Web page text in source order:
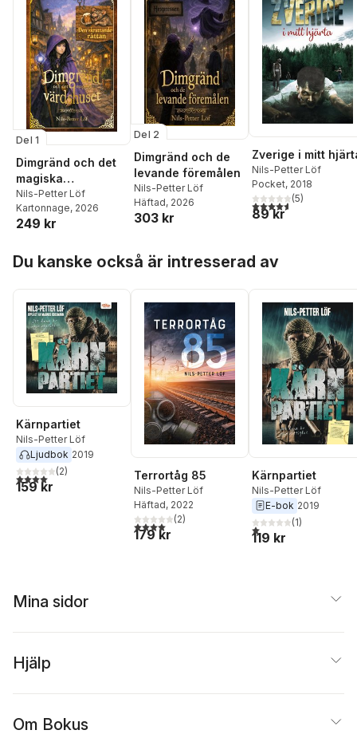
Del 1
Dimgränd och det
magiska
värdshuset
Nils-Petter Löf
Kartonnage, 2026
249 kr
Del 2
Dimgränd och de
levande föremålen
Nils-Petter Löf
Häftad, 2026
303 kr
Zverige i mitt
Nils-Petter Löf
Pocket, 2018
4,6utav 5 stjärnor.
(5)
89 kr
Du kanske också är intresserad av
Kärnpartiet
Nils-Petter Löf
Ljudbok 2019
4,0utav 5 stjärnor. Totalt antal röster:
(2)
159 kr
Terrortåg 85
Nils-Petter Löf
Häftad, 2022
4,0utav 5 stjärnor. Totalt antal röster:
(2)
179 kr
Kärnpartiet
Nils-Petter Löf
E-bok 2019
1,0utav 5 stjärnor.
(1)
119 kr
Mina sidor
Hjälp
Om Bokus